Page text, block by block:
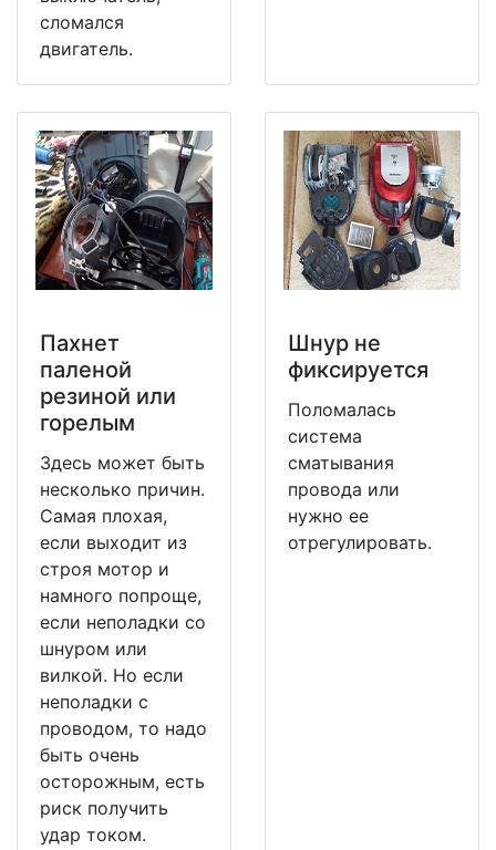
сломался
двигатель.
Пахнет
паленой
резиной или
горелым
Здесь может быть
несколько причин.
Самая плохая,
если выходит из
строя мотор и
намного попроще,
если неполадки со
шнуром или
вилкой. Но если
неполадки с
проводом, то надо
быть очень
осторожным, есть
риск получить
удар током.
Шнур не
фиксируется
Поломалась
система
сматывания
провода или
нужно ее
отрегулировать.